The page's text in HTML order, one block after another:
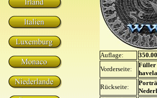
Auflage:
Vorderseite:
Füller
Rückseite: